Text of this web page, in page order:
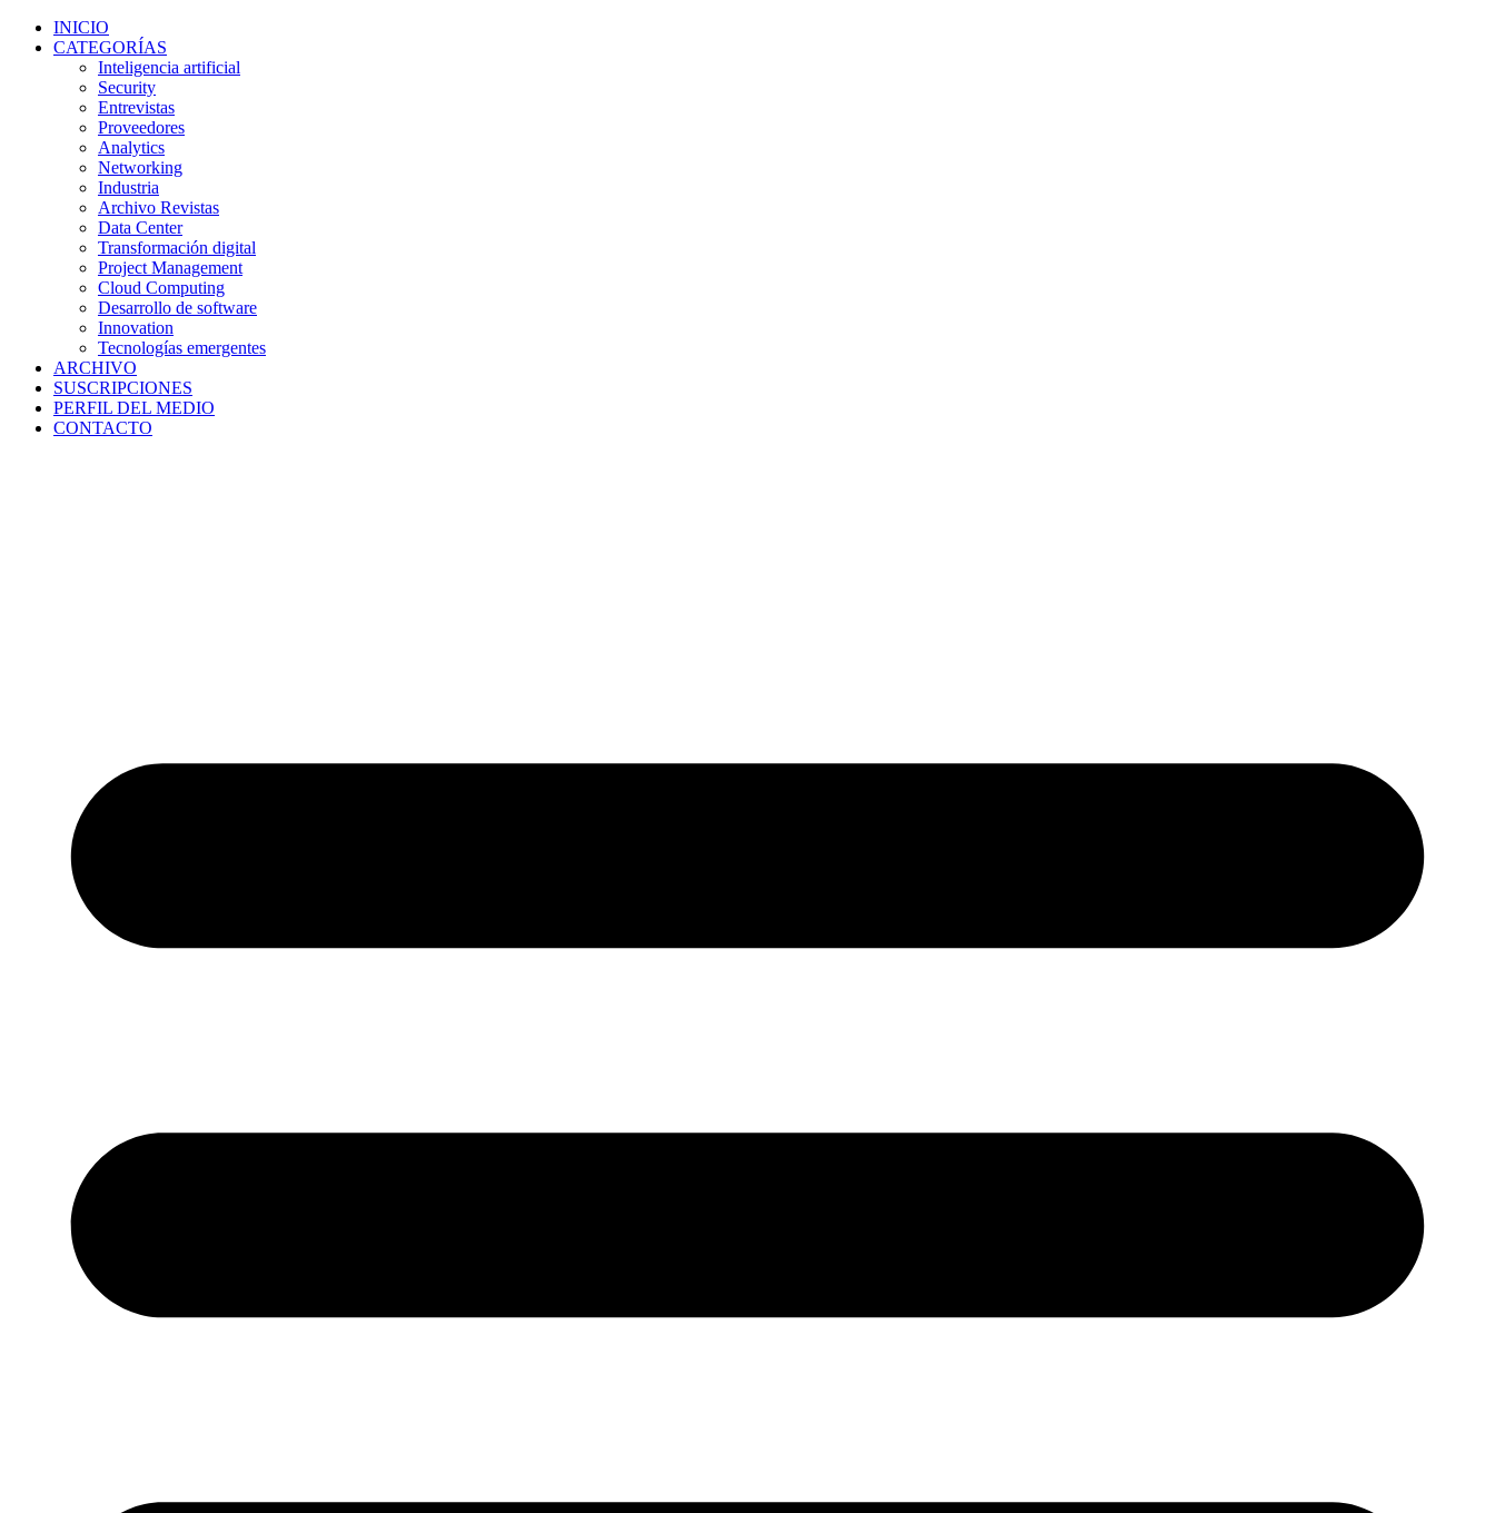
INICIO
CATEGORÍAS
Inteligencia artificial
Security
Entrevistas
Proveedores
Analytics
Networking
Industria
Archivo Revistas
Data Center
Transformación digital
Project Management
Cloud Computing
Desarrollo de software
Innovation
Tecnologías emergentes
ARCHIVO
SUSCRIPCIONES
PERFIL DEL MEDIO
CONTACTO